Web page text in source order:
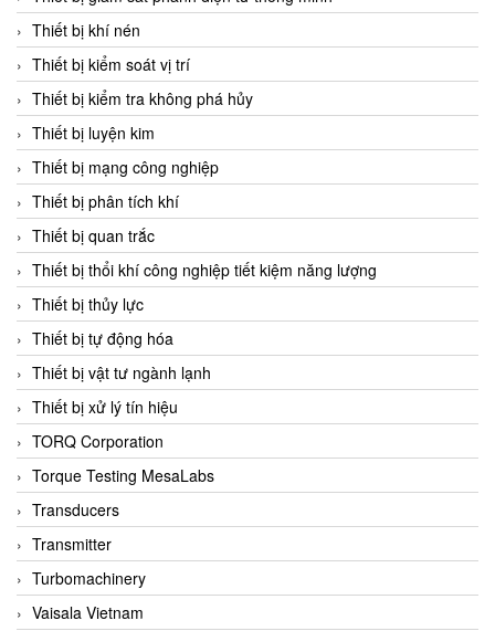
CIC
Clage
Clake Fololo
Clark Cooper
CMC Ventilazione
Coax Valves Inc
Codel
Cofimco
Coltraco
Comat Releco
Comax
COMETECH VietNam
COMFILE Technology
Conch
Conductix/ WAMPFLER
Contrec
Contrinex
Control Solution Minesota
Thiết bị khí nén
Thiết bị kiểm soát vị trí
Thiết bị kiểm tra không phá hủy
Thiết bị luyện kim
Thiết bị mạng công nghiệp
Thiết bị phân tích khí
Thiết bị quan trắc
Thiết bị thổi khí công nghiệp tiết kiệm năng lượng
Thiết bị thủy lực
Thiết bị tự động hóa
Thiết bị vật tư ngành lạnh
Thiết bị xử lý tín hiệu
TORQ Corporation
Torque Testing MesaLabs
Transducers
Transmitter
Turbomachinery
Vaisala Vietnam